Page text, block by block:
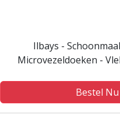
Ilbays -
Microvezeldoeken -
Bestel Nu